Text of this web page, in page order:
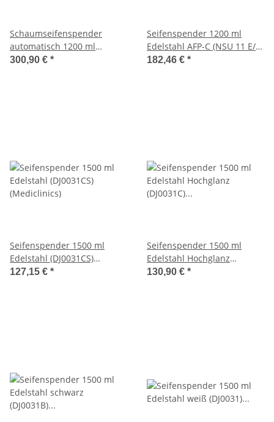
Schaumseifenspender
automatisch 1200 ml
Edelstahl AFP-C (NSU 11 E/F
300,90 € *
Seifenspender 1200 ml
Edelstahl AFP-C (NSU 11 E/S)
(SanTRAL)
182,46 € *
Seifenspender 1500 ml
Edelstahl (DJ0031CS)
(Mediclinics)
127,15 € *
Seifenspender 1500 ml
Edelstahl Hochglanz
(DJ0031C) (Mediclinics)
130,90 € *